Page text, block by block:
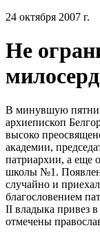
24 октября 2007 г.
Не
В минувшую
архиепископ
высоко
академии,
патриархии, а еще
школы №1.
случайно и
благословением
II владыка привез
отмечены